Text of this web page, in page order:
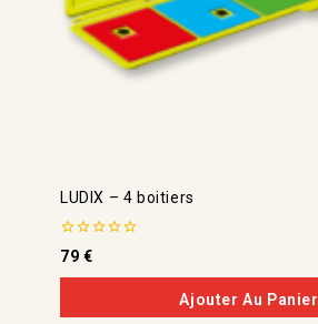
LUDIX – 4 boitiers
0
de
5
79 €
Ajouter Au Panier